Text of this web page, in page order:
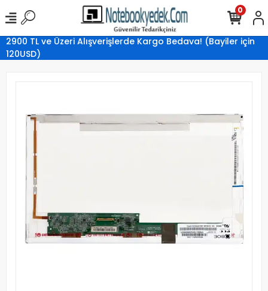
2900 TL ve Üzeri Alışverişlerde Kargo Bedava! (Bayiler için
120USD)
0